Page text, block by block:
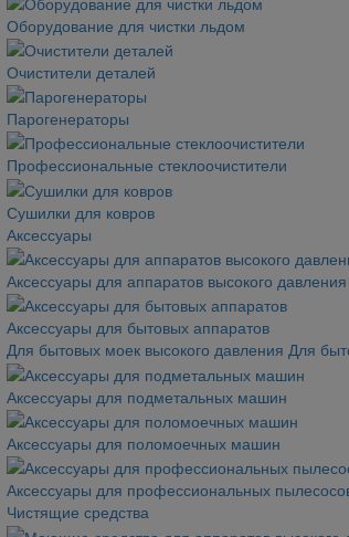
Оборудование для чистки льдом
Очистители деталей
Парогенераторы
Профессиональные стеклоочистители
Сушилки для ковров
Аксессуары
Аксессуары для аппаратов высокого давления
Аксессуары для бытовых аппаратов
Для бытовых моек высокого давления Для
Аксессуары для подметальных машин
Аксессуары для поломоечных машин
Аксессуары для профессиональных
Чистящие средства